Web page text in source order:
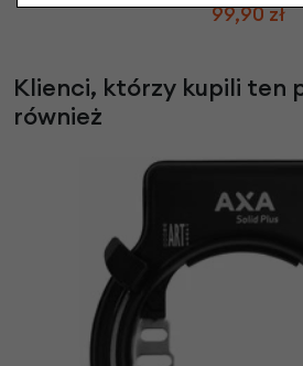
99,90 zł
Klienci, którzy kupili ten
również